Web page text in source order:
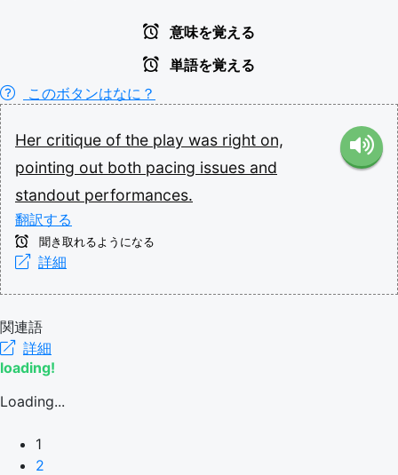
意味を覚える
単語を覚える
このボタンはなに？
Her critique of the play was right on,
pointing out both pacing issues and
standout performances.
翻訳する
聞き取れるようになる
詳細
関連語
詳細
loading!
Loading...
1
2